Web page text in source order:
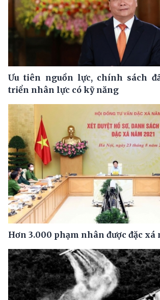
Ưu tiên nguồn lực, chính sách
triển nhân lực có kỹ năng
Hơn 3.000 phạm nhân được đặc xá